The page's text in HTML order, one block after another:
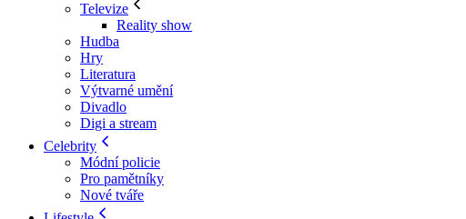
Televize
Reality show
Hudba
Hry
Literatura
Výtvarné umění
Divadlo
Digi a stream
Celebrity
Módní policie
Pro pamětníky
Nové tváře